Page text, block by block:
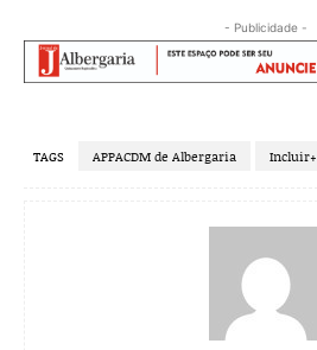
- Publicidade -
TAGS APPACDM de Albergaria Incluir+